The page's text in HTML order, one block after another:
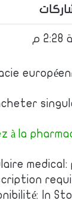
à la
medical:
In